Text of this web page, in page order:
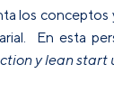
los
En esta
y lean start